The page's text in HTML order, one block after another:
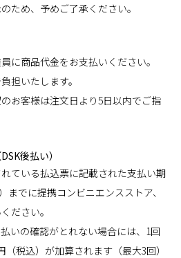
ため、予めご了承ください。
に商品代金をお支払いください。
担いたします。
お客様は注文日より5日以内でご指
後払い）
ている払込票に記載された支払い期
までに提携コンビニエンスストア、
ださい。
いの確認がとれない場合には、1回
税込）が加算されます（最大3回）